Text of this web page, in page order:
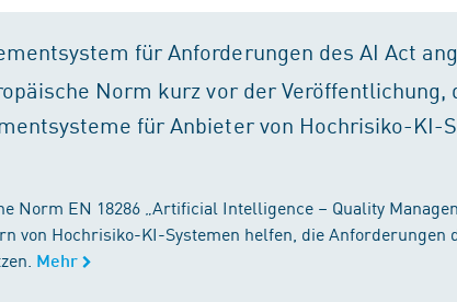
für Anforderungen des AI Act
Norm kurz vor der Veröffentlichung,
für Anbieter von Hochrisiko-KI-
Norm EN 18286 „Artificial Intelligence – Quality
von Hochrisiko-KI-Systemen helfen, die Anforderungen
Mehr